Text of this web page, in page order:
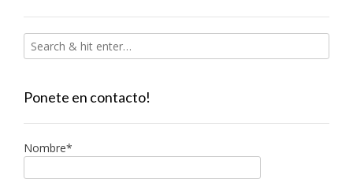
Ponete en contacto!
Nombre*